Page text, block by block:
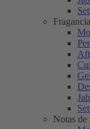
Notas de